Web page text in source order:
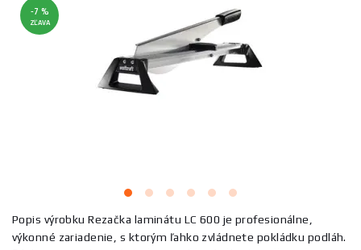
-7 %
ZĽAVA
Popis výrobku Rezačka laminátu LC 600 je profesionálne,
výkonné zariadenie, s ktorým ľahko zvládnete pokládku podláh.